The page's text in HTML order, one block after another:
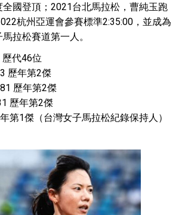
國登頂；2021台北馬拉松，曹純玉跑
杭州亞運會參賽標準2:35:00，並成為
拉松賽道第一人。
歷代46位
歷年第2傑
歷年第2傑
歷年第2傑
第1傑（台灣女子馬拉松紀錄保持人）